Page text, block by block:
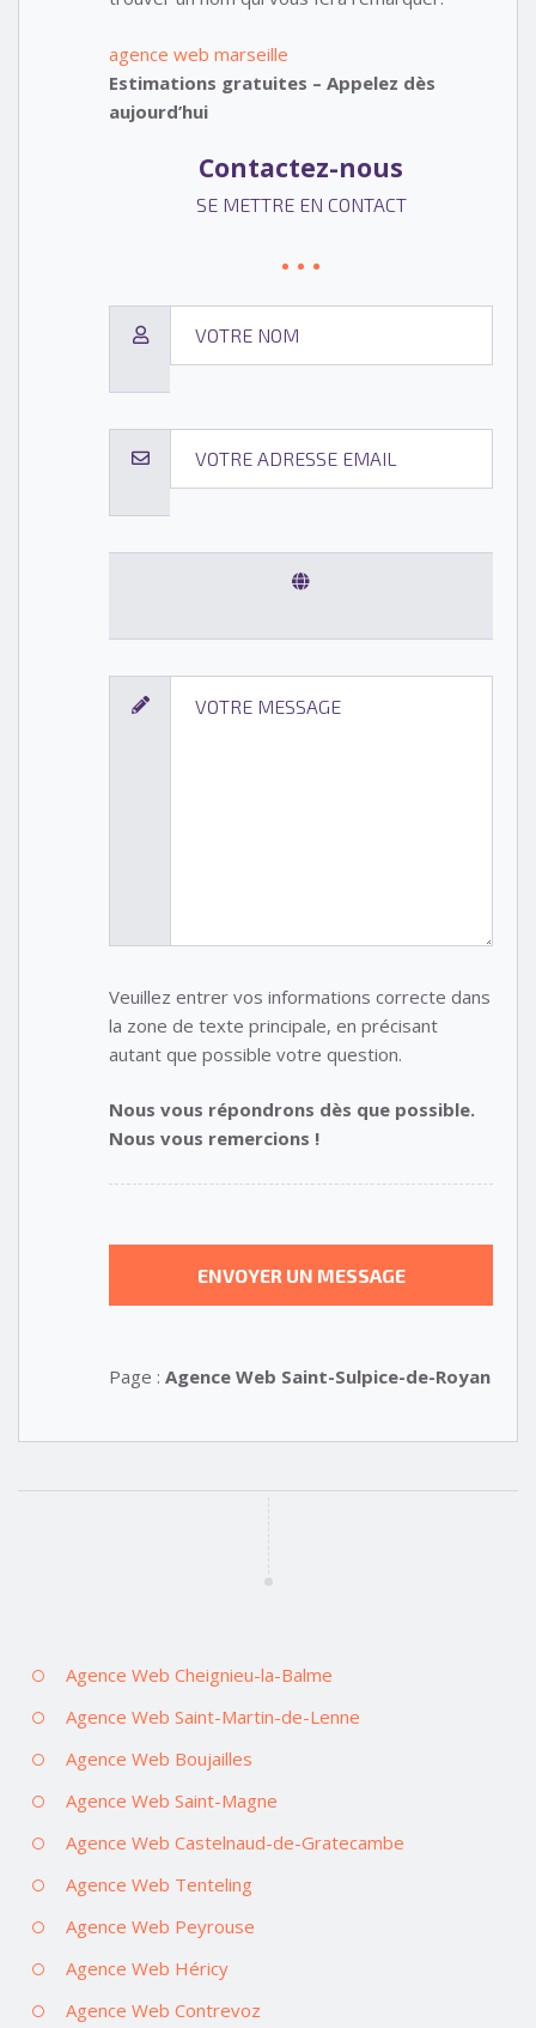
agence web marseille
Estimations gratuites – Appelez dès
aujourd’hui
Contactez-nous
SE METTRE EN CONTACT
Veuillez entrer vos informations correcte dans
la zone de texte principale, en précisant
autant que possible votre question.
Nous vous répondrons dès que possible.
Nous vous remercions !
Page : Agence Web Saint-Sulpice-de-Royan
Agence Web Cheignieu-la-Balme
Agence Web Saint-Martin-de-Lenne
Agence Web Boujailles
Agence Web Saint-Magne
Agence Web Castelnaud-de-Gratecambe
Agence Web Tenteling
Agence Web Peyrouse
Agence Web Héricy
Agence Web Contrevoz